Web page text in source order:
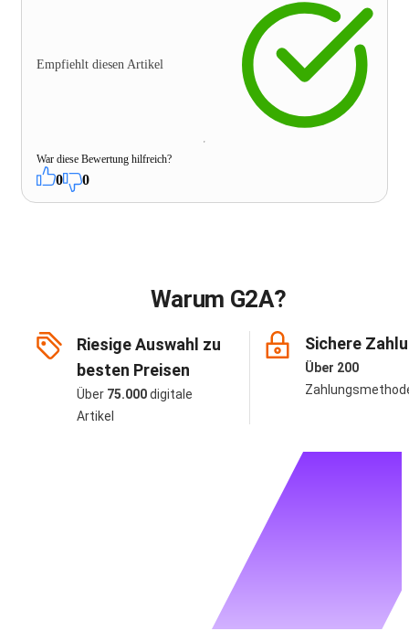
Empfiehlt diesen Artikel
War diese Bewertung hilfreich?
0 0
Warum G2A?
Riesige Auswahl zu
besten Preisen
Über 75.000digitale
Artikel
Sichere
Über 200